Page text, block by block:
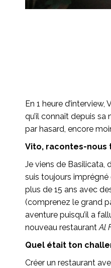
En 1 heure
qu’il connaît depuis
par hasard, encore
Vito, racontes-nous
Je viens de Basilicata,
suis toujours imprégné
plus de 15 ans avec
(comprenez le grand
aventure puisqu’il a
nouveau restaurant Al
Quel était ton
Créer un restaurant